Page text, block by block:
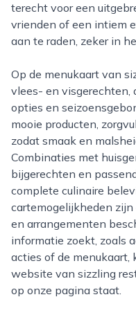
terecht voor een
vrienden of een intiem
aan te raden, zeker in
Op de menukaart van sizzling restaurant staan gegrilde
vlees- en visgerechten,
opties en
mooie producten,
zodat smaak en
Combinaties met
bijgerechten en
complete culinaire
cartemogelijkheden zijn
en arrangementen
informatie zoekt, zoals
acties of de menukaart,
website van sizzling
op onze pagina staat.